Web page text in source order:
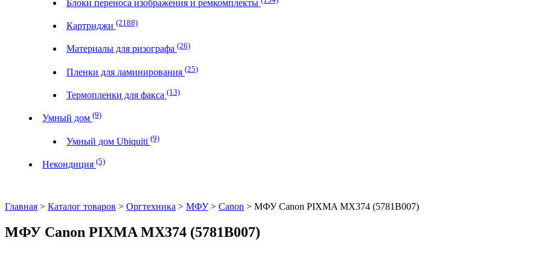
Блоки переноса изображения и ремкомплекты
Картриджи (2188)
Материалы для ризографа (26)
Пленки для ламинирования (25)
Термопленки для факса (13)
Умный дом (9)
Умный дом Ubiquiti (9)
Некондиция (5)
Главная > Каталог товаров > Оргтехника > МФУ> Canon > МФУ Canon PIXMA MX374 (5781B007)
МФУ Canon PIXMA MX374 (5781B007)